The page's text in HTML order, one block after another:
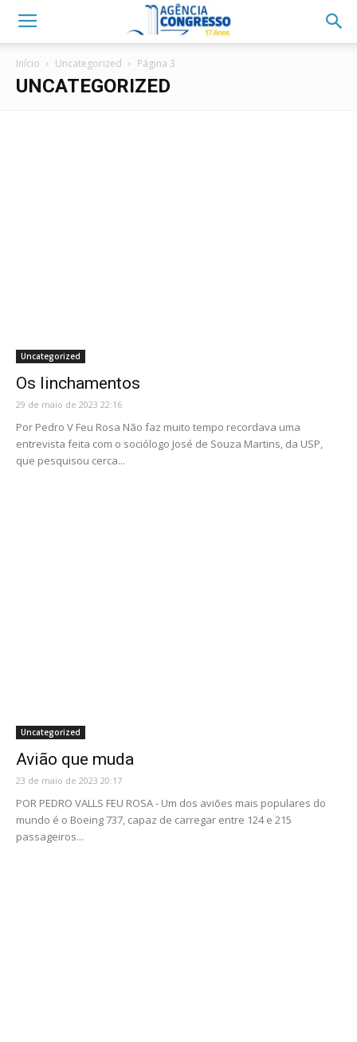
Início Uncategorized Página 3
UNCATEGORIZED
Uncategorized
Os linchamentos
29 de maio de 2023 22:16
Por Pedro V Feu Rosa Não faz muito tempo recordava uma
entrevista feita com o sociólogo José de Souza Martins, da USP,
que pesquisou cerca...
Uncategorized
Avião que muda
23 de maio de 2023 20:17
POR PEDRO VALLS FEU ROSA - Um dos aviões mais populares do
mundo é o Boeing 737, capaz de carregar entre 124 e 215
passageiros...